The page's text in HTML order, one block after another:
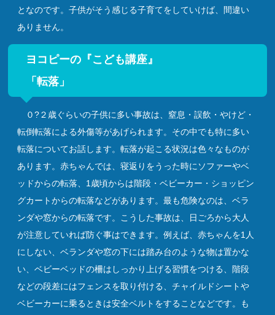
となのです。子供がそう感じる子育てをしていけば、間違い
ありません。
ヨコピーの『こども講座』
「転落」
０?２歳ぐらいの子供に多い事故は、窒息・誤飲・やけど・
転倒転落による外傷等があげられます。その中でも特に多い
転落についてお話します。転落が起こる状況は色々なものが
あります。赤ちゃんでは、寝返りをうった時にソファーやベ
ッドからの転落、1歳頃からは階段・ベビーカー・ショッピン
グカートからの転落などがあります。最も危険なのは、ベラ
ンダや窓からの転落です。こうした事故は、日ごろから大人
が注意していれば防ぐ事はできます。例えば、赤ちゃんを1人
にしない、ベランダや窓の下には踏み台のような物は置かな
い、ベビーベッドの柵はしっかり上げる習慣をつける、階段
などの段差にはフェンスを取り付ける、チャイルドシートや
ベビーカーに乗るときは安全ベルトをすることなどです。も